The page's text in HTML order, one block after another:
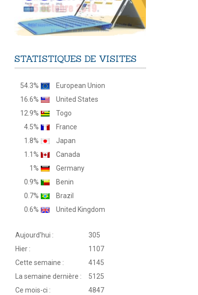
STATISTIQUES DE VISITES
54.3%
European Union
16.6%
United States
12.9%
Togo
4.5%
France
1.8%
Japan
1.1%
Canada
1%
Germany
0.9%
Benin
0.7%
Brazil
0.6%
United Kingdom
Aujourd'hui :
305
Hier :
1107
Cette semaine :
4145
La semaine dernière :
5125
Ce mois-ci :
4847